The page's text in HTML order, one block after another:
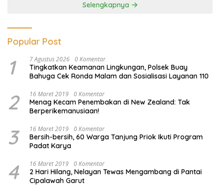
Selengkapnya
Popular Post
1 7 Agustus 2026 0 Komentar
Tingkatkan Keamanan Lingkungan, Polsek Buay
Bahuga Cek Ronda Malam dan Sosialisasi Layanan 110
2 16 Maret 2019 0 Komentar
Menag Kecam Penembakan di New Zealand: Tak
Berperikemanusiaan!
3 16 Maret 2019 0 Komentar
Bersih-bersih, 60 Warga Tanjung Priok Ikuti Program
Padat Karya
4 16 Maret 2019 0 Komentar
2 Hari Hilang, Nelayan Tewas Mengambang di Pantai
Cipalawah Garut